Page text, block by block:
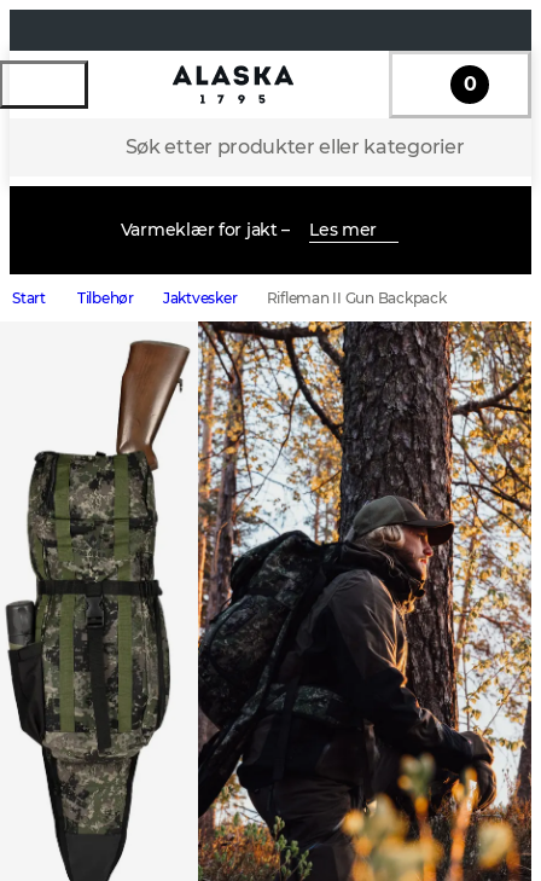
Søk etter produkter eller kategorier
0
Varmeklær for jakt – Les mer
Start Tilbehør Jaktvesker Rifleman II Gun Backpack